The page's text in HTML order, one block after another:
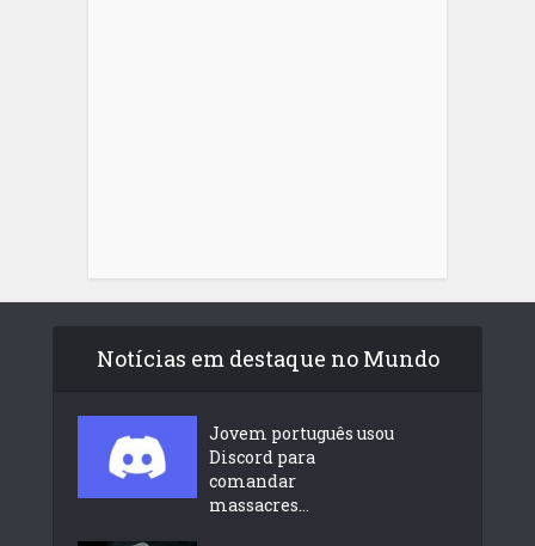
Notícias em destaque no Mundo
Jovem português usou
Discord para
comandar
massacres...